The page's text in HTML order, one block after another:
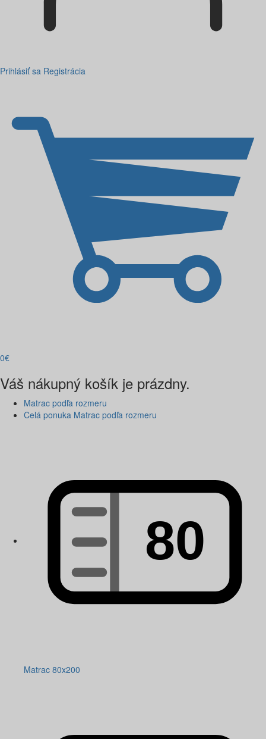
Prihlásiť sa Registrácia
0€
Váš nákupný košík je prázdny.
Matrac podľa rozmeru
Celá ponuka Matrac podľa rozmeru
Matrac 80x200